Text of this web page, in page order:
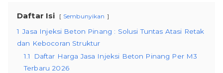
Daftar Isi Sembunyikan
1 Jasa Injeksi Beton Pinang : Solusi Tuntas Atasi Retak
dan Kebocoran Struktur
1.1
Daftar Harga Jasa Injeksi Beton Pinang Per M3
Terbaru 2026